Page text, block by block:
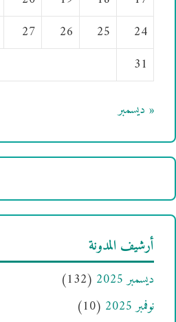
24
25
26
27
31
« ديسمبر
أرشيف المدونة
ديسمبر 2025
(132)
نوفمبر 2025
(10)